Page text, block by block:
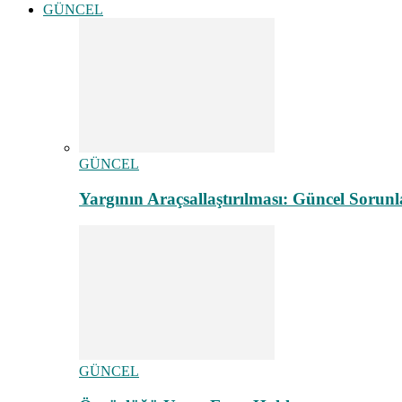
GÜNCEL
GÜNCEL
Yargının Araçsallaştırılması: Güncel
GÜNCEL